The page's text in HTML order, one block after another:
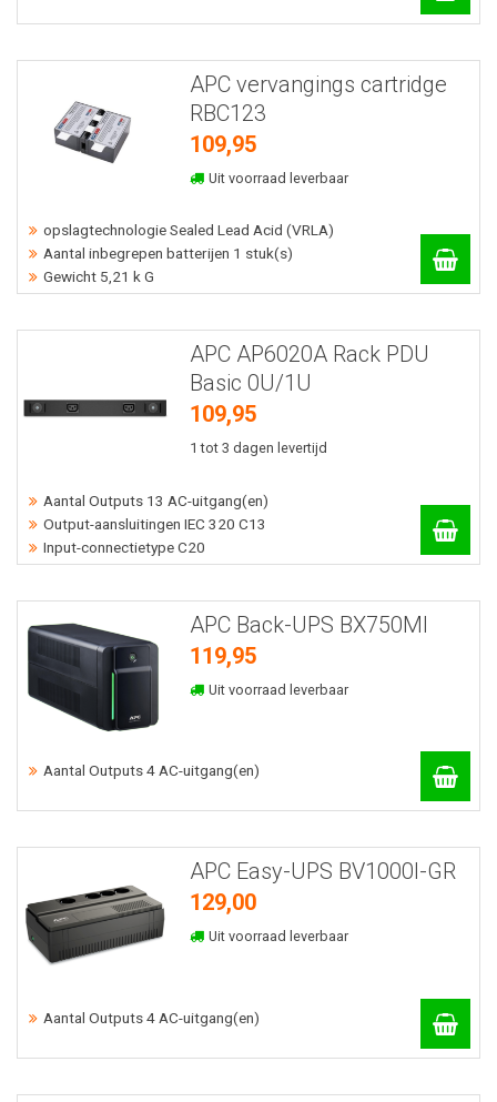
APC vervangings cartridge
RBC123
109,95
Uit voorraad leverbaar
opslagtechnologie Sealed Lead Acid (VRLA)
Aantal inbegrepen batterijen 1 stuk(s)
Gewicht 5,21 k G
APC AP6020A Rack PDU
Basic 0U/1U
109,95
1 tot 3 dagen levertijd
Aantal Outputs 13 AC-uitgang(en)
Output-aansluitingen IEC 320 C13
Input-connectietype C20
APC Back-UPS BX750MI
119,95
Uit voorraad leverbaar
Aantal Outputs 4 AC-uitgang(en)
APC Easy-UPS BV1000I-GR
129,00
Uit voorraad leverbaar
Aantal Outputs 4 AC-uitgang(en)